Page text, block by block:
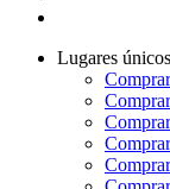
Lugares únicos